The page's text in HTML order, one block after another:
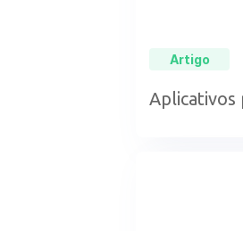
Artigo
Aplicativos